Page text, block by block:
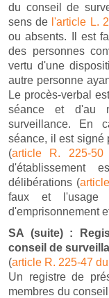
du conseil de
sens de l'article L.
ou absents. Il est
des personnes
vertu d'une
autre personne
Le procès-verbal
séance et d'au
surveillance. En
séance, il est signé
(article R. 225-
d'établissement
délibérations (
faux et
d'emprisonnement
SA (suite) :
conseil de
(article R. 225-47
Un registre de
membres du